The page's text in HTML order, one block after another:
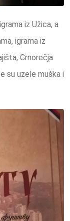
iz Užica, a
igrama iz
Crnorečja
su uzele muška i